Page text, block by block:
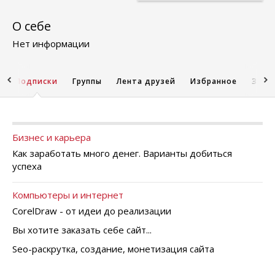
О себе
Нет информации
Подписки Группы Лента друзей Избранное
Бизнес и карьера
Как заработать много денег. Варианты добиться
успеха
Компьютеры и интернет
CorelDraw - от идеи до реализации
Вы хотите заказать себе сайт...
Seo-раскрутка, создание, монетизация сайта